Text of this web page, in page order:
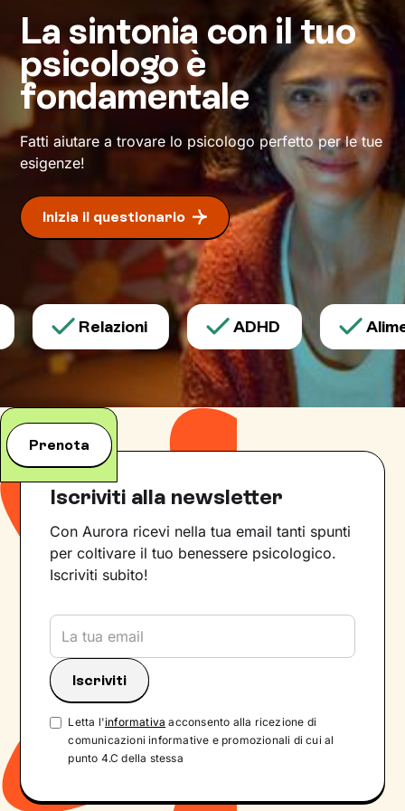
l’impresa, e arriverai alla tanto agognata vetta:
il tuo benessere.
La sintonia con il tuo
psicologo è
fondamentale
Fatti aiutare a trovare lo psicologo perfetto per le tue
esigenze!
Inizia il questionario
Relazioni ADHD
Prenota
Iscriviti alla newsletter
Con Aurora ricevi nella tua email tanti spunti
per coltivare il tuo benessere psicologico.
Iscriviti subito!
Letta l'informativa acconsento alla ricezione di
comunicazioni informative e promozionali di cui al
punto 4.C della stessa